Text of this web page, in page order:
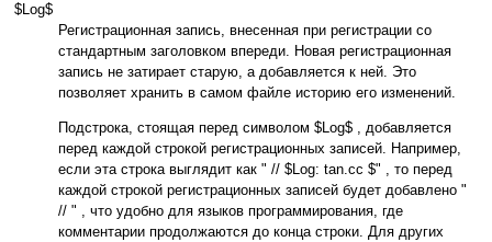
$Log$
Регистрационная запись, внесенная при регистрации со
стандартным заголовком впереди. Новая регистрационная
запись не затирает старую, а добавляется к ней. Это
позволяет хранить в самом файле историю его изменений.
Подстрока, стоящая перед символом $Log$ , добавляется
перед каждой строкой регистрационных записей. Например,
если эта строка выглядит как " // $Log: tan.cc $" , то перед
каждой строкой регистрационных записей будет добавлено "
// " , что удобно для языков программирования, где
комментарии продолжаются до конца строки. Для других